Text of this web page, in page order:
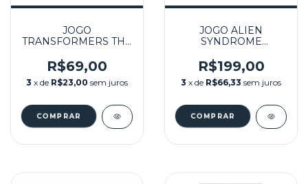
JOGO
TRANSFORMERS THE
PSP
R$69,00
3 x de R$23,00 sem juros
JOGO ALIEN
SYNDROME
R$199,00
3 x de R$66,33 sem juros